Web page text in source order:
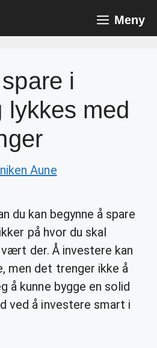
Meny
i
lykkes med
Aune
du kan begynne å spare
på hvor du skal
der. Å investere kan
men det trenger ikke å
å kunne bygge en solid
ved å investere smart i